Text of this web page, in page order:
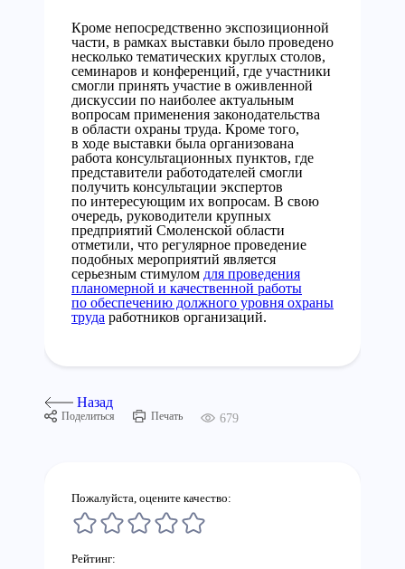
Кроме непосредственно экспозиционной
части, в рамках выставки было проведено
несколько тематических круглых столов,
семинаров и конференций, где участники
смогли принять участие в оживленной
дискуссии по наиболее актуальным
вопросам применения законодательства
в области охраны труда. Кроме того,
в ходе выставки была организована
работа консультационных пунктов, где
представители работодателей смогли
получить консультации экспертов
по интересующим их вопросам. В свою
очередь, руководители крупных
предприятий Смоленской области
отметили, что регулярное проведение
подобных мероприятий является
серьезным стимулом для проведения
планомерной и качественной работы
по обеспечению должного уровня охраны
труда работников организаций.
Назад
Поделиться Печать 679
Пожалуйста, оцените качество:
Рейтинг: